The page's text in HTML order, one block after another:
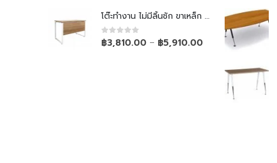
โต๊ะทำงาน ไม่มีลิ้นชัก ขาเหล็ก Top ยกลอย
0out of 5
฿3,810.00 – ฿5,910.00